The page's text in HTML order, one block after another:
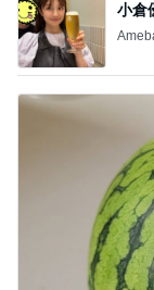
小倉